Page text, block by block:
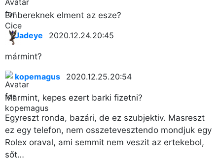
Embereknek elment az esze?
Jadeye 2020.12.24. 20:45
mármint?
kopemagus 2020.12.25. 20:54
Marmint, kepes ezert barki fizetni?
Egyreszt ronda, bazári, de ez szubjektiv. Masreszt
ez egy telefon, nem osszetevesztendo mondjuk egy
Rolex oraval, ami semmit nem veszit az ertekebol,
sőt…